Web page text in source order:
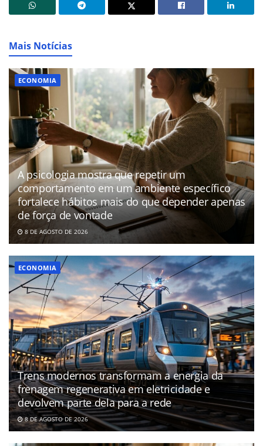
Mais Notícias
ECONOMIA
A psicologia mostra que repetir um
comportamento em um ambiente específico
fortalece hábitos mais do que depender apenas
de força de vontade
8 DE AGOSTO DE 2026
ECONOMIA
Trens modernos transformam a energia da
frenagem regenerativa em eletricidade e
devolvem parte dela para a rede
8 DE AGOSTO DE 2026